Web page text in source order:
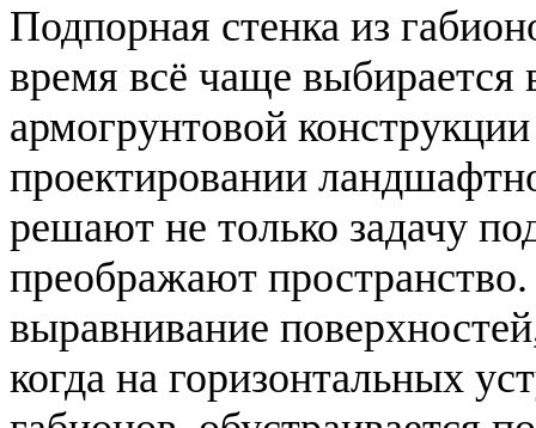
Подпорная стенка из
время всё чаще выбирается
армогрунтовой
проектировании
решают не только задачу
преображают
выравнивание
когда на горизонтальных